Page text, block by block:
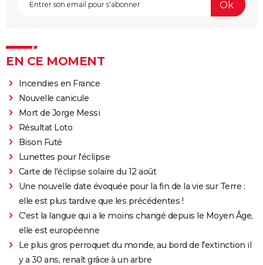
EN CE MOMENT
Incendies en France
Nouvelle canicule
Mort de Jorge Messi
Résultat Loto
Bison Futé
Lunettes pour l'éclipse
Carte de l'éclipse solaire du 12 août
Une nouvelle date évoquée pour la fin de la vie sur Terre :
elle est plus tardive que les précédentes !
C'est la langue qui a le moins changé depuis le Moyen Âge,
elle est européenne
Le plus gros perroquet du monde, au bord de l'extinction il
y a 30 ans, renaît grâce à un arbre